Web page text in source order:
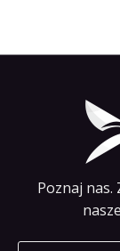
Poznaj nas.